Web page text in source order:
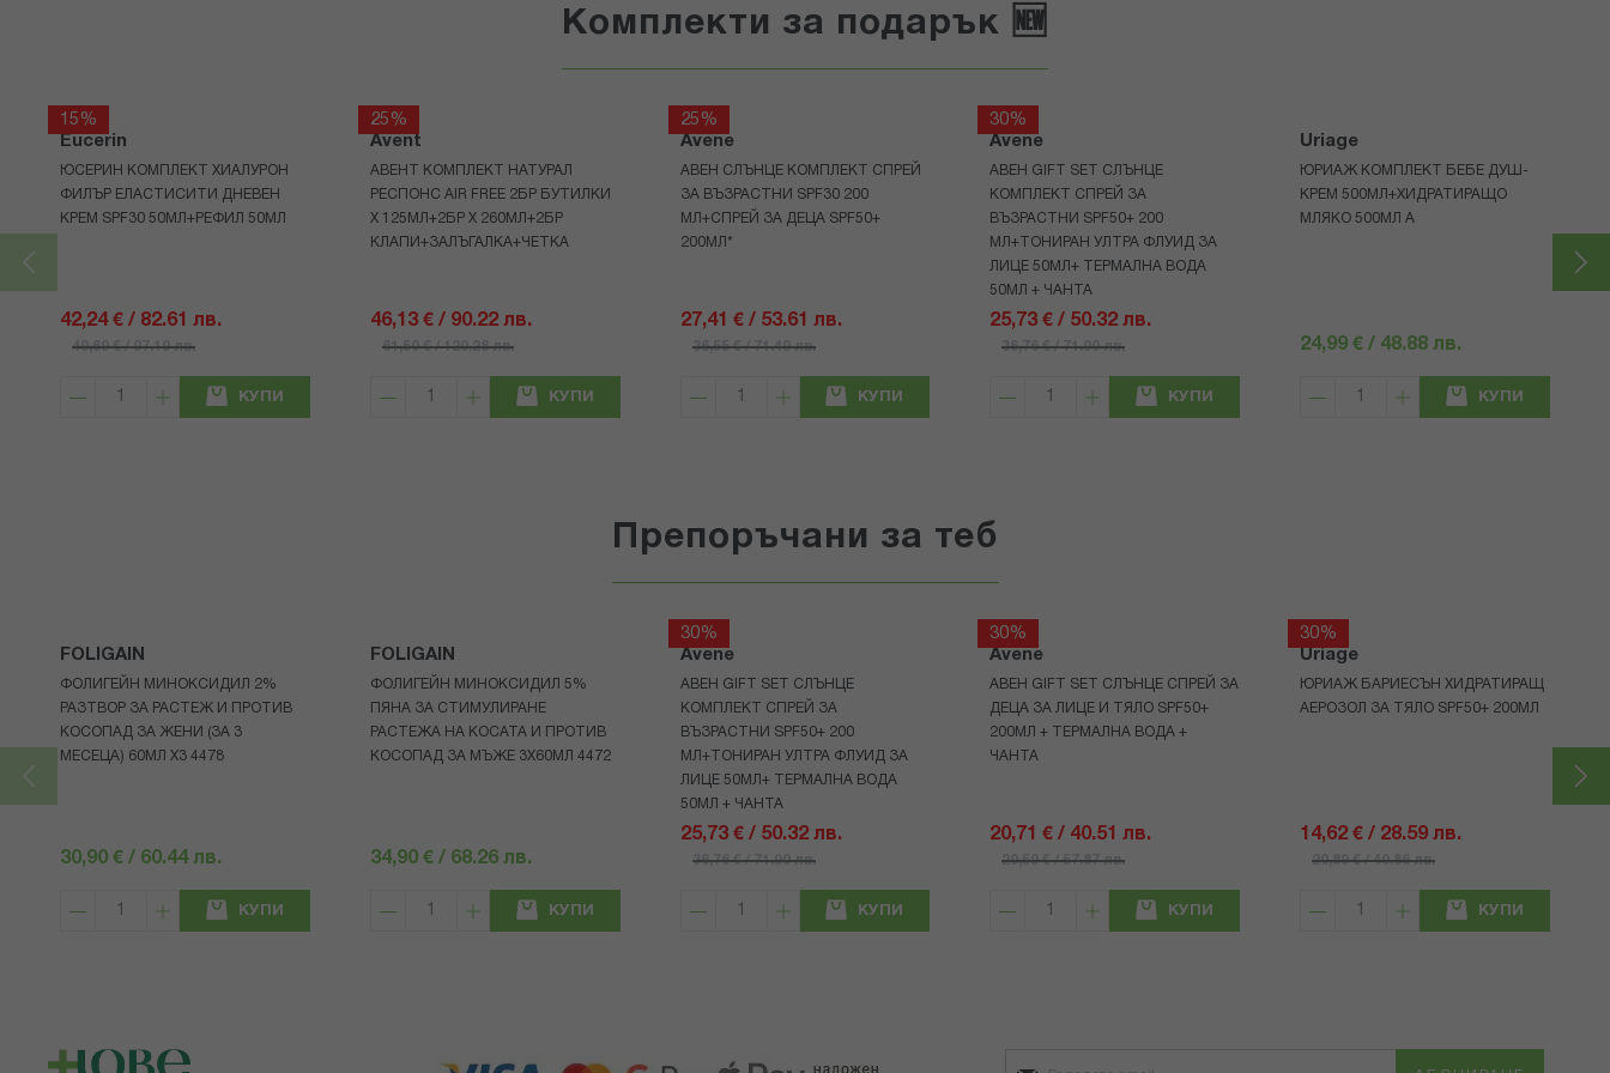
Комплекти за подарък 🆕
15%
Eucerin
ЮСЕРИН КОМПЛЕКТ ХИАЛУРОН
ФИЛЪР ЕЛАСТИСИТИ ДНЕВЕН
КРЕМ SPF30 50МЛ+РЕФИЛ 50МЛ
42,24 € / 82.61 лв.
49,69 € / 97.19 лв.
КУПИ
25%
Avent
АВЕНТ КОМПЛЕКТ НАТУРАЛ
РЕСПОНС AIR FREE 2БР БУТИЛКИ
Х 125МЛ+2БР Х 260МЛ+2БР
КЛАПИ+ЗАЛЪГАЛКА+ЧЕТКА
46,13 € / 90.22 лв.
61,50 € / 120.28 лв.
КУПИ
25%
Avene
АВЕН СЛЪНЦЕ КОМПЛЕКТ СПРЕЙ
ЗА ВЪЗРАСТНИ SPF30 200
МЛ+СПРЕЙ ЗА ДЕЦА SPF50+
200МЛ*
27,41 € / 53.61 лв.
36,55 € / 71.49 лв.
КУПИ
30%
Avene
АВЕН GIFT SET СЛЪНЦЕ
КОМПЛЕКТ СПРЕЙ ЗА
ВЪЗРАСТНИ SPF50+ 200
МЛ+ТОНИРАН УЛТРА ФЛУИД ЗА
ЛИЦЕ 50МЛ+ ТЕРМАЛНА ВОДА
50МЛ + ЧАНТА
25,73 € / 50.32 лв.
36,76 € / 71.90 лв.
КУПИ
Uriage
ЮРИАЖ КОМПЛЕКТ БЕБЕ ДУШ-
КРЕМ 500МЛ+ХИДРАТИРАЩО
МЛЯКО 500МЛ A
24,99 € / 48.88 лв.
КУПИ
Препоръчани за теб
FOLIGAIN
ФОЛИГЕЙН МИНОКСИДИЛ 2%
РАЗТВОР ЗА РАСТЕЖ И ПРОТИВ
КОСОПАД ЗА ЖЕНИ (ЗА 3
МЕСЕЦА) 60МЛ X3 4478
30,90 € / 60.44 лв.
КУПИ
FOLIGAIN
ФОЛИГЕЙН МИНОКСИДИЛ 5%
ПЯНА ЗА СТИМУЛИРАНЕ
РАСТЕЖА НА КОСАТА И ПРОТИВ
КОСОПАД ЗА МЪЖЕ 3X60МЛ 4472
34,90 € / 68.26 лв.
КУПИ
30%
Avene
АВЕН GIFT SET СЛЪНЦЕ
КОМПЛЕКТ СПРЕЙ ЗА
ВЪЗРАСТНИ SPF50+ 200
МЛ+ТОНИРАН УЛТРА ФЛУИД ЗА
ЛИЦЕ 50МЛ+ ТЕРМАЛНА ВОДА
50МЛ + ЧАНТА
25,73 € / 50.32 лв.
36,76 € / 71.90 лв.
КУПИ
30%
Avene
АВЕН GIFT SET СЛЪНЦЕ СПРЕЙ ЗА
ДЕЦА ЗА ЛИЦЕ И ТЯЛО SPF50+
200МЛ + ТЕРМАЛНА ВОДА +
ЧАНТА
20,71 € / 40.51 лв.
29,59 € / 57.87 лв.
КУПИ
30%
Uriage
ЮРИАЖ БАРИЕСЪН ХИДРАТИРАЩ
АЕРОЗОЛ ЗА ТЯЛО SPF50+ 200МЛ
14,62 € / 28.59 лв.
20,89 € / 40.86 лв.
КУПИ